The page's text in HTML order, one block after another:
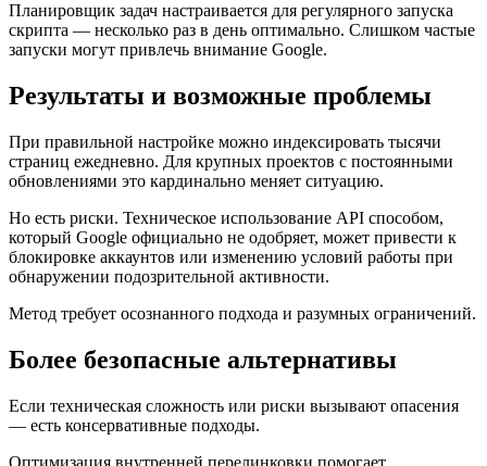
Планировщик задач настраивается для регулярного запуска
скрипта — несколько раз в день оптимально. Слишком частые
запуски могут привлечь внимание Google.
Результаты и возможные проблемы
При правильной настройке можно индексировать тысячи
страниц ежедневно. Для крупных проектов с постоянными
обновлениями это кардинально меняет ситуацию.
Но есть риски. Техническое использование API способом,
который Google официально не одобряет, может привести к
блокировке аккаунтов или изменению условий работы при
обнаружении подозрительной активности.
Метод требует осознанного подхода и разумных ограничений.
Более безопасные альтернативы
Если техническая сложность или риски вызывают опасения
— есть консервативные подходы.
Оптимизация внутренней перелинковки помогает